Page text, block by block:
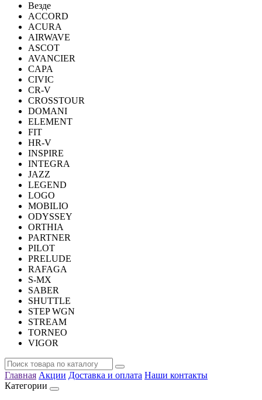
Везде
ACCORD
ACURA
AIRWAVE
ASCOT
AVANCIER
CAPA
CIVIC
CR-V
CROSSTOUR
DOMANI
ELEMENT
FIT
HR-V
INSPIRE
INTEGRA
JAZZ
LEGEND
LOGO
MOBILIO
ODYSSEY
ORTHIA
PARTNER
PILOT
PRELUDE
RAFAGA
S-MX
SABER
SHUTTLE
STEP WGN
STREAM
TORNEO
VIGOR
Главная Акции Доставка и оплата Наши контакты
Категории